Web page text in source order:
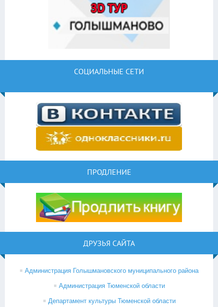
СОЦИАЛЬНЫЕ СЕТИ
ПРОДЛЕНИЕ
ДРУЗЬЯ САЙТА
Администрация Голышмановского муниципального района
Администрация Тюменской области
Департамент культуры Тюменской области